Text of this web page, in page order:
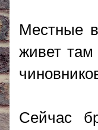
Местные
живет там
Сейчас